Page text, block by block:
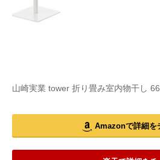
山崎実業 tower 折り畳み室内物干し
Amazonで詳細を